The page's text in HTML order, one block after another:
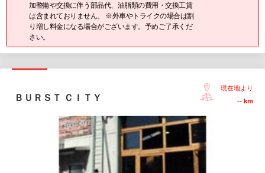
加整備や交換に伴う部品代、油脂類の費用・交換工賃
は含まれておりません。 ※外車やトライクの場合は割
り増し料金になる場合がございます。予めご了承くだ
さい。
ＢＵＲＳＴ ＣＩＴＹ
現在地より
-- km